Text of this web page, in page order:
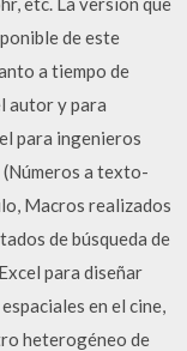
de este
a tiempo de
autor y para
para ingenieros
a texto-
Macros realizados
de búsqueda de
para diseñar
en el cine,
heterogéneo de